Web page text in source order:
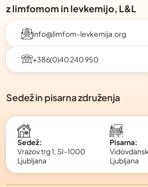
z limfomom in levkemijo, L&L
info@limfom-levkemija.org
+386(0)40 240 950
Sedež in pisarna združenja
Sedež:
Vrazov trg 1, SI-1000
Ljubljana
Pisarna:
Ljubljana